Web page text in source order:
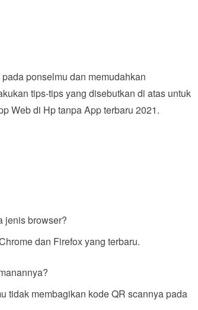
ponselmu dan memudahkan
tips-tips yang disebutkan di atas untuk
Web di Hp tanpa App terbaru 2021.
jenis browser?
dan Firefox yang terbaru.
tidak membagikan kode QR scannya pada